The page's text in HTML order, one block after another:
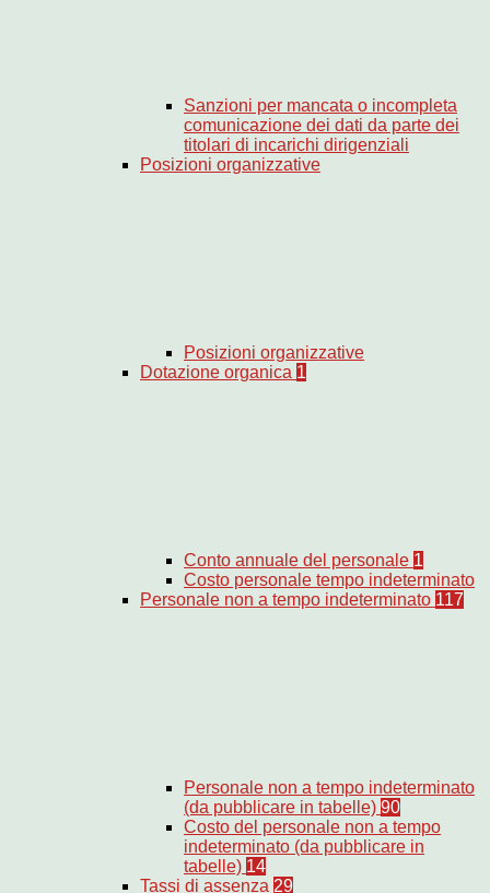
Sanzioni per mancata o incompleta
comunicazione dei dati da parte dei
titolari di incarichi dirigenziali
Posizioni organizzative
Posizioni organizzative
Dotazione organica 1
Conto annuale del personale 1
Costo personale tempo indeterminato
Personale non a tempo indeterminato 117
Personale non a tempo indeterminato
(da pubblicare in tabelle) 90
Costo del personale non a tempo
indeterminato (da pubblicare in
tabelle) 14
Tassi di assenza 29